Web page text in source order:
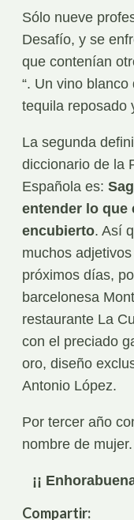
Sólo nueve
Desafío, y se
que contenían
“. Un vino
tequila reposado
La segunda
diccionario de la
Española es:
entender lo que
encubierto. Así
muchos
próximos días,
barcelonesa
restaurante La
con el preciado
oro, diseño
Antonio López.
Por tercer año
nombre de mujer.
¡¡
Compartir: